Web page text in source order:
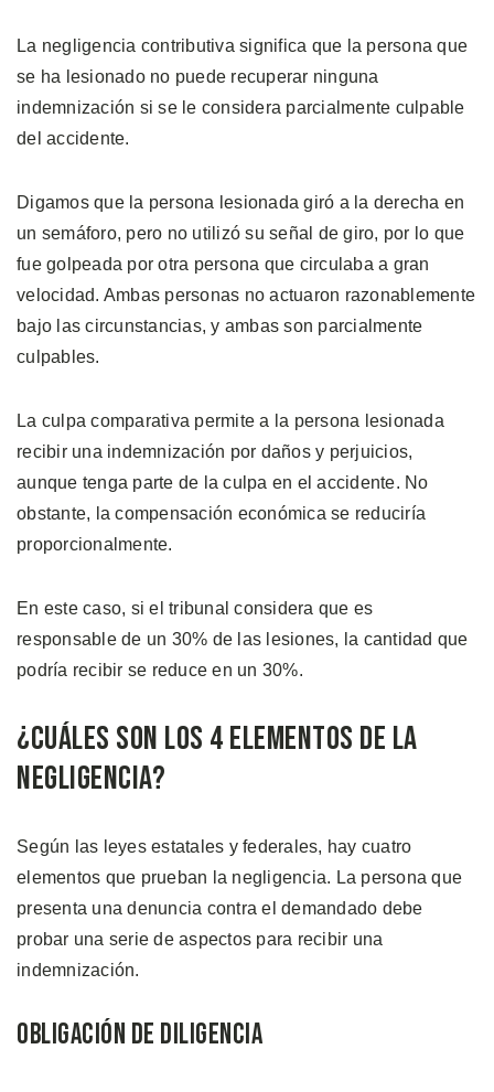
La negligencia contributiva significa que la persona que
se ha lesionado no puede recuperar ninguna
indemnización si se le considera parcialmente culpable
del accidente.
Digamos que la persona lesionada giró a la derecha en
un semáforo, pero no utilizó su señal de giro, por lo que
fue golpeada por otra persona que circulaba a gran
velocidad. Ambas personas no actuaron razonablemente
bajo las circunstancias, y ambas son parcialmente
culpables.
La culpa comparativa permite a la persona lesionada
recibir una indemnización por daños y perjuicios,
aunque tenga parte de la culpa en el accidente. No
obstante, la compensación económica se reduciría
proporcionalmente.
En este caso, si el tribunal considera que es
responsable de un 30% de las lesiones, la cantidad que
podría recibir se reduce en un 30%.
¿Cuáles son los 4 Elementos de la
Negligencia?
Según las leyes estatales y federales, hay cuatro
elementos que prueban la negligencia. La persona que
presenta una denuncia contra el demandado debe
probar una serie de aspectos para recibir una
indemnización.
Obligación de Diligencia